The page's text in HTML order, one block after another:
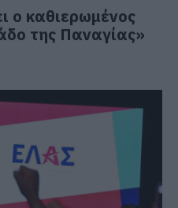
ο καθιερωμένος
της Παναγίας»